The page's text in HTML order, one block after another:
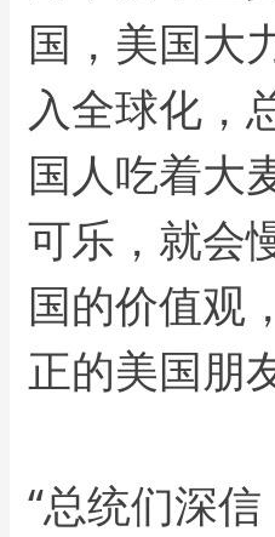
国，美国大
入全球化，
国人吃着大
可乐，就会
国的价值观
正的美国朋
“总统们深